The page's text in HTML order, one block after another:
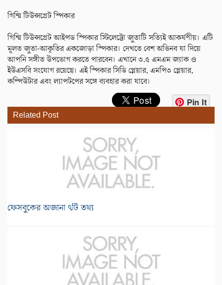
গিম্মি টিউন্সগ্রেট স্পিকার
গিম্মি টিউন্সগ্রেট আইপড স্পিকার স্টিলেট্টো জুতাটি সত্যিই আকর্ষণীয়। এটি
মূলত জুতা-আকৃতির একজোড়া স্পিকার। দেখতে বেশ অভিনব যা দিয়ে
আপনি সঙ্গীত উপভোগ করতে পারবেন। এখানে ৩.৫ এমএম জ্যাক ও
ইউএসবি সংযোগ রয়েছে। এই স্পিকার সিডি প্লেয়ার, এমপি৩ প্লেয়ার,
কম্পিউটার এবং ল্যাপটপের সঙ্গে ব্যবহার করা যাবে।
Pin It
Related Post
ফেসবুকের অজানা ৭টি তথ্য